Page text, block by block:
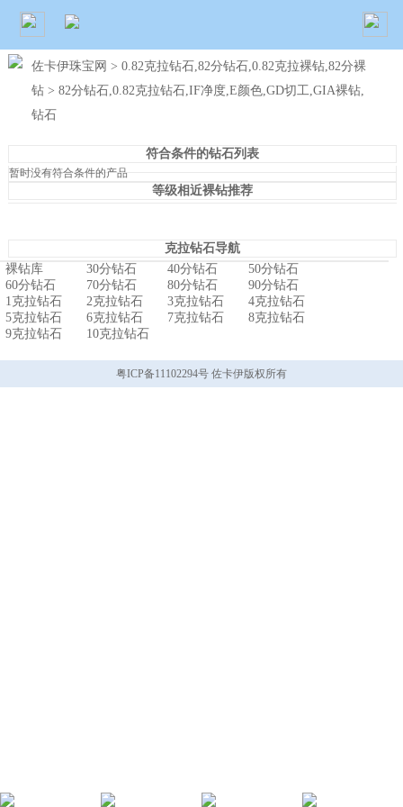
佐卡伊珠宝网 > 0.82克拉钻石,82分钻石,0.82克拉裸钻,82分裸
钻 > 82分钻石,0.82克拉钻石,IF净度,E颜色,GD切工,GIA裸钻,
钻石
符合条件的钻石列表
暂时没有符合条件的产品
等级相近裸钻推荐
克拉钻石导航
裸钻库
30分钻石 40分钻石
50分钻石
60分钻石
70分钻石 80分钻石
90分钻石
1克拉钻石
2克拉钻石 3克拉钻石
4克拉钻石
5克拉钻石
6克拉钻石 7克拉钻石
8克拉钻石
9克拉钻石
10克拉钻石
粤ICP备11102294号 佐卡伊版权所有